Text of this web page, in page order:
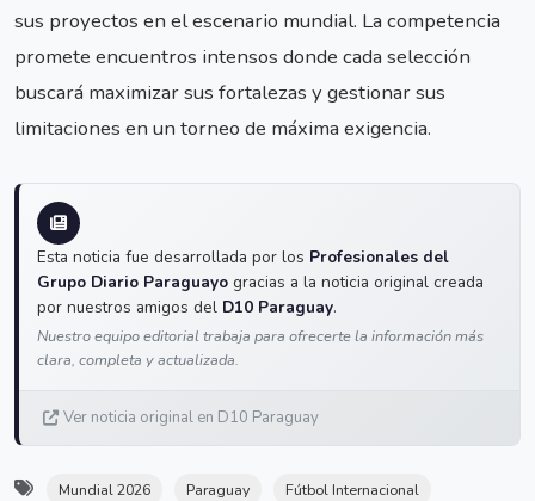
sus proyectos en el escenario mundial. La competencia
promete encuentros intensos donde cada selección
buscará maximizar sus fortalezas y gestionar sus
limitaciones en un torneo de máxima exigencia.
Esta noticia fue desarrollada por los Profesionales del
Grupo Diario Paraguayo gracias a la noticia original creada
por nuestros amigos del D10 Paraguay.
Nuestro equipo editorial trabaja para ofrecerte la información más
clara, completa y actualizada.
Ver noticia original en D10 Paraguay
Mundial 2026 Paraguay
Fútbol Internacional